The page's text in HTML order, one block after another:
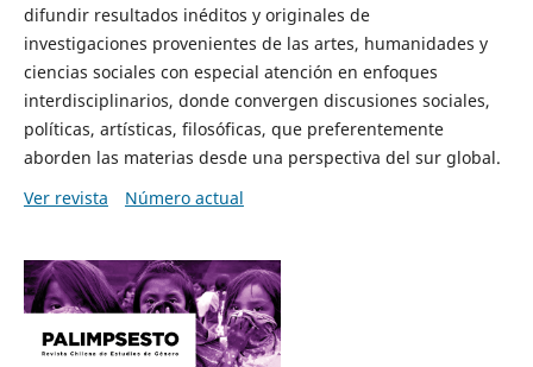
difundir resultados inéditos y originales de
investigaciones provenientes de las artes, humanidades y
ciencias sociales con especial atención en enfoques
interdisciplinarios, donde convergen discusiones sociales,
políticas, artísticas, filosóficas, que preferentemente
aborden las materias desde una perspectiva del sur global.
Ver revista
Número actual